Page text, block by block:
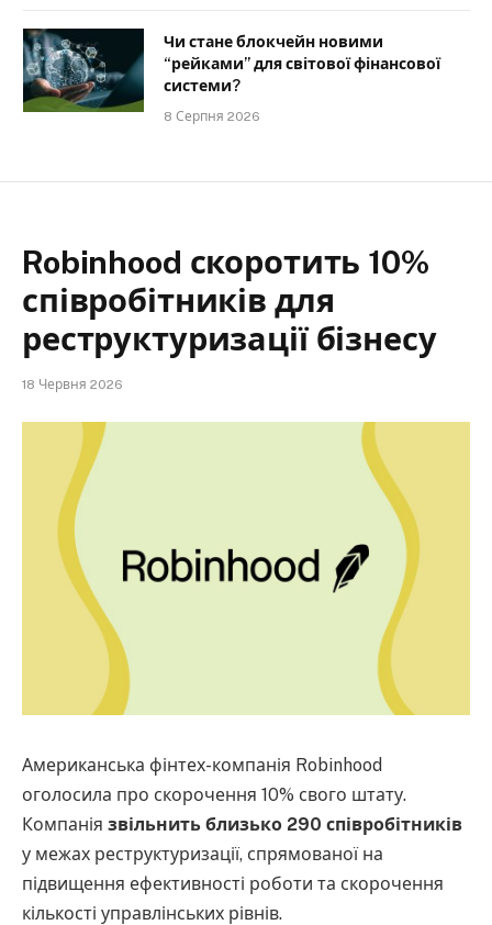
Чи стане блокчейн новими
“рейками” для світової фінансової
системи?
8 Серпня 2026
Robinhood скоротить 10%
співробітників для
реструктуризації бізнесу
18 Червня 2026
Американська фінтех-компанія Robinhood
оголосила про скорочення 10% свого штату.
Компанія звільнить близько 290 співробітників
у межах реструктуризації, спрямованої на
підвищення ефективності роботи та скорочення
кількості управлінських рівнів.